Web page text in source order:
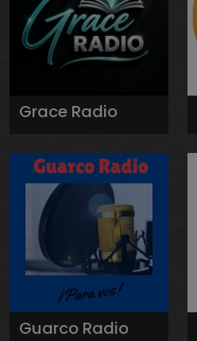
Grace Radio
Guarco Radio